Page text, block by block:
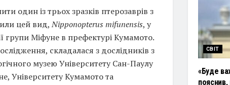
один із трьох зразків птерозаврів з
цей вид,Nipponopterus mifunensis, у
групи Міфуне в префектурі Кумамото.
складалася з дослідників з
музею Університету Сан-Паулу
Університету Кумамото та
СВІТ
«Буде